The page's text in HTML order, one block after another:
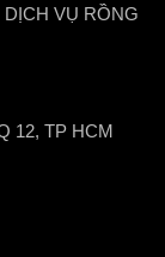
VỤ RỒNG
12, TP HCM